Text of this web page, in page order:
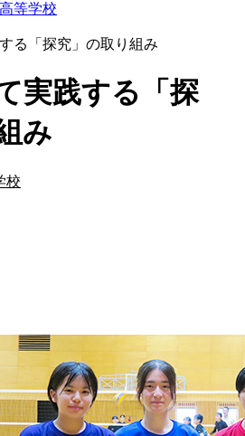
等学校
る「探究」の取り組み
実践する「探
み
校